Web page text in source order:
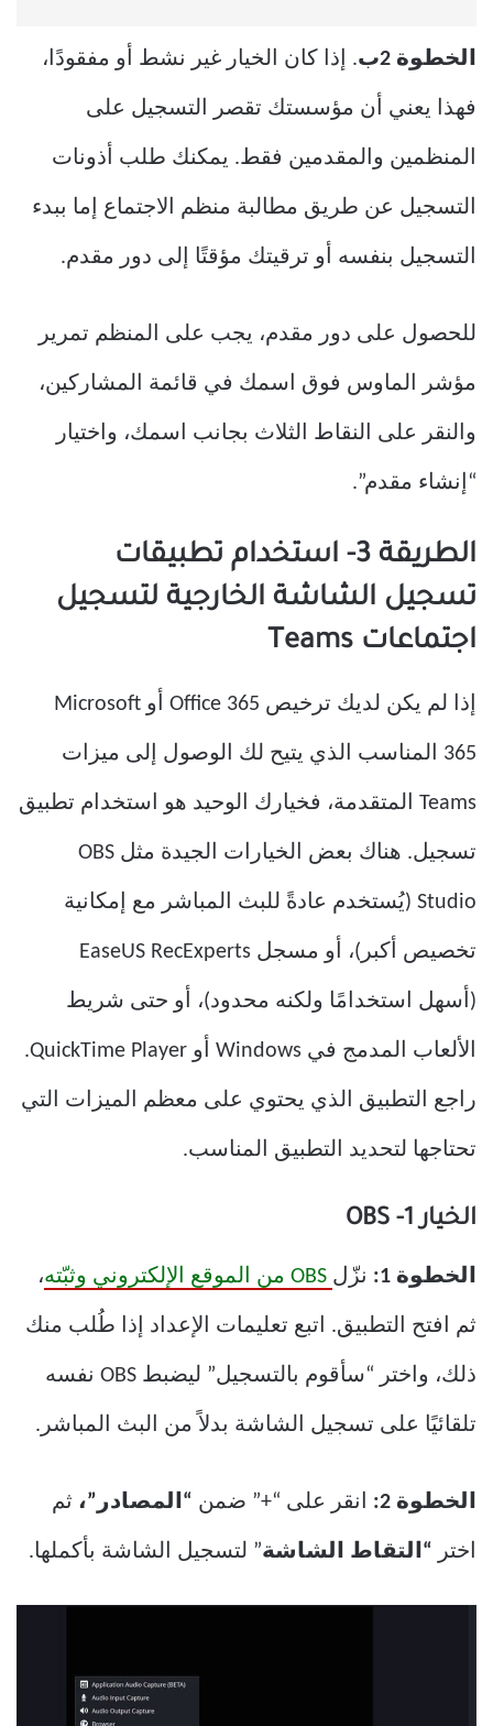
الخطوة 2ب . إذا كان الخيار غير نشط أو مفقودًا،
فهذا يعني أن مؤسستك تقصر التسجيل على
المنظمين والمقدمين فقط. يمكنك طلب أذونات
التسجيل عن طريق مطالبة منظم الاجتماع إما ببدء
التسجيل بنفسه أو ترقيتك مؤقتًا إلى دور مقدم.
للحصول على دور مقدم، يجب على المنظم تمرير
مؤشر الماوس فوق اسمك في قائمة المشاركين،
والنقر على النقاط الثلاث بجانب اسمك، واختيار
“إنشاء مقدم”.
الطريقة 3- استخدام تطبيقات
تسجيل الشاشة الخارجية لتسجيل
اجتماعات Teams
إذا لم يكن لديك ترخيص Office 365 أو Microsoft
365 المناسب الذي يتيح لك الوصول إلى ميزات
Teams المتقدمة، فخيارك الوحيد هو استخدام تطبيق
تسجيل. هناك بعض الخيارات الجيدة مثل OBS
Studio (يُستخدم عادةً للبث المباشر مع إمكانية
تخصيص أكبر)، أو مسجل EaseUS RecExperts
(أسهل استخدامًا ولكنه محدود)، أو حتى شريط
الألعاب المدمج في Windows أو QuickTime Player.
راجع التطبيق الذي يحتوي على معظم الميزات التي
تحتاجها لتحديد التطبيق المناسب.
الخيار 1- OBS
الخطوة 1: نزّل ،
ثم افتح التطبيق. اتبع تعليمات الإعداد إذا طُلب منك
ذلك، واختر “سأقوم بالتسجيل” ليضبط OBS نفسه
تلقائيًا على تسجيل الشاشة بدلاً من البث المباشر.
الخطوة 2: انقر على “+” ضمن “المصادر”، ثم
اختر “التقاط الشاشة” لتسجيل الشاشة بأكملها.